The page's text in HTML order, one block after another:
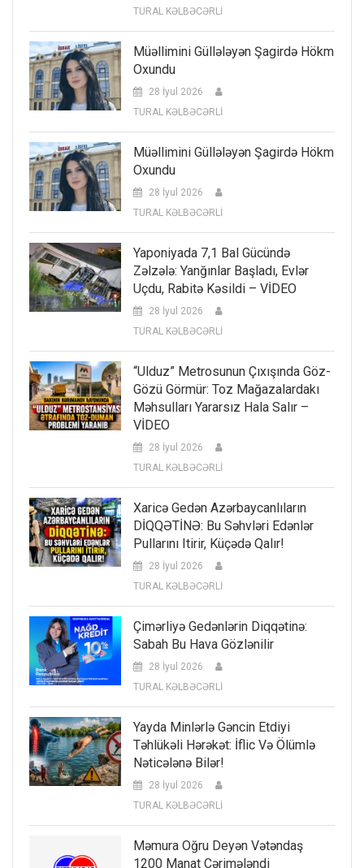
TURAL KƏLBƏCƏRLİ
Müəllimini Güllələyən Şagirdə Hökm
Oxundu
28 İyul 2026
TURAL KƏLBƏCƏRLİ
Müəllimini Güllələyən Şagirdə Hökm
Oxundu
28 İyul 2026
TURAL KƏLBƏCƏRLİ
Yaponiyada 7,1 Bal Gücündə
Zəlzələ: Yanğınlar Başladı, Evlər
Uçdu, Rabitə Kəsildi – VİDEO
28 İyul 2026
TURAL KƏLBƏCƏRLİ
“Ulduz” Metrosunun Çıxışında Göz-
Gözü Görmür: Toz Mağazalardakı
Məhsulları Yararsız Hala Salır –
VİDEO
28 İyul 2026
TURAL KƏLBƏCƏRLİ
Xaricə Gedən Azərbaycanlıların
DİQQƏTİNƏ: Bu Səhvləri Edənlər
Pullarını Itirir, Küçədə Qalır!
28 İyul 2026
TURAL KƏLBƏCƏRLİ
Çimərliyə Gedənlərin Diqqətinə:
Sabah Bu Hava Gözlənilir
28 İyul 2026
TURAL KƏLBƏCƏRLİ
Yayda Minlərlə Gəncin Etdiyi
Təhlükəli Hərəkət: İflic Və Ölümlə
Nəticələnə Bilər!
28 İyul 2026
TURAL KƏLBƏCƏRLİ
Məmura Oğru Deyən Vətəndaş
1200 Manat Cərimələndi